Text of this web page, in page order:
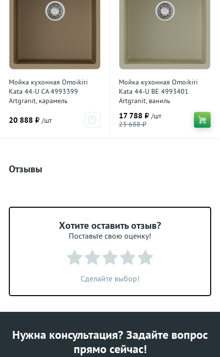
Мойка кухонная Omoikiri
Kata 44-U CA 4993399
Artgranit, карамель
20 888 ₽ /шт
Мойка кухонная Omoikiri
Kata 44-U BE 4993401
Artgranit, ваниль
17 788 ₽ /шт
23 688 ₽
Отзывы
Хотите оставить отзыв?
Поставьте свою оценку!
Сделайте выбор!
Нужна консультация? Задайте вопрос
прямо сейчас!